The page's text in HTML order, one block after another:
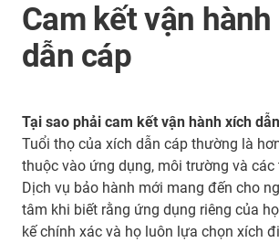
Cam kết vận
dẫn cáp
Tại sao phải cam kết vận hành xích
Tuổi thọ của xích dẫn cáp thường là
thuộc vào ứng dụng, môi trường và
Dịch vụ bảo hành mới mang đến cho
tâm khi biết rằng ứng dụng riêng của
kế chính xác và họ luôn lựa chọn xích